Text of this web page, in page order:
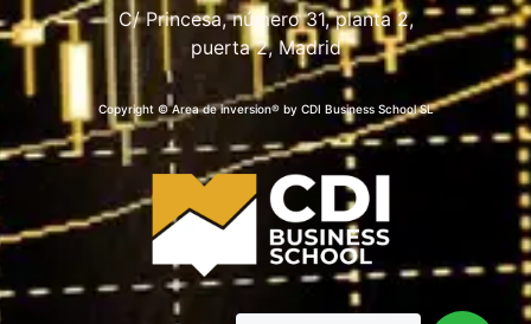
C/ Princesa, número 31, planta 2,
puerta 2, Madrid
Copyright © Area de inversion® by CDI Business School SL